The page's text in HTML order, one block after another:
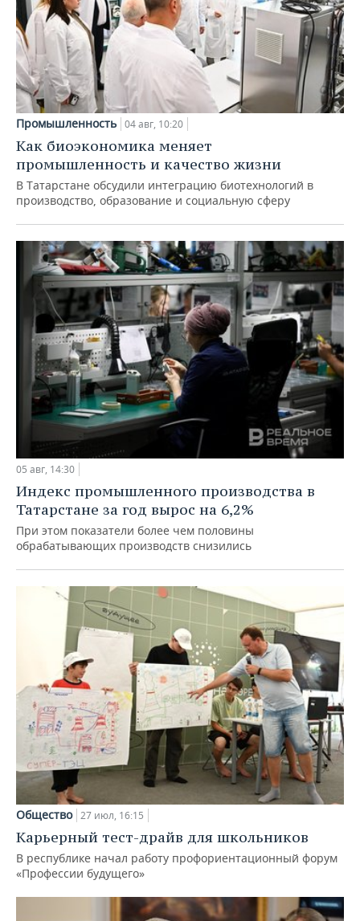
Промышленность 04 авг, 10:20
Как биоэкономика меняет
промышленность и качество жизни
В Татарстане обсудили интеграцию биотехнологий в
производство, образование и социальную сферу
05 авг, 14:30
Индекс промышленного производства в
Татарстане за год вырос на 6,2%
При этом показатели более чем половины
обрабатывающих производств снизились
Общество 27 июл, 16:15
Карьерный тест-драйв для школьников
В республике начал работу профориентационный форум
«Профессии будущего»